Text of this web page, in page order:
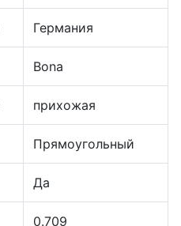
Германия
Bona
прихожая
Прямоугольный
Да
0.709